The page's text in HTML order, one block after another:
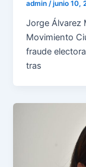
admin/junio 10,
Jorge Álvarez
Movimiento
fraude
tras